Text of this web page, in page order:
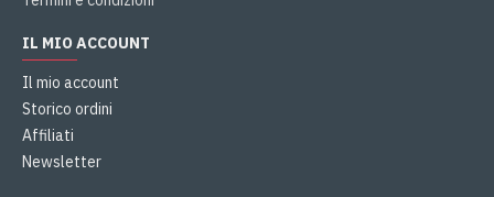
IL MIO ACCOUNT
Il mio account
Storico ordini
Affiliati
Newsletter